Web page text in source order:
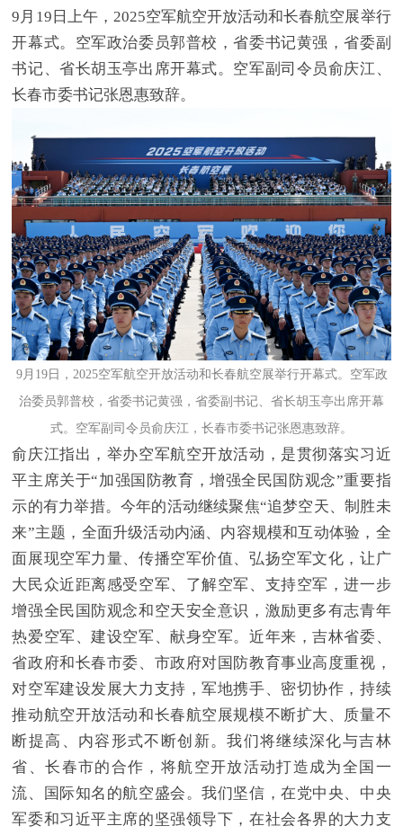
9月19日上午，2025空军航空开放活动和长春航空展举行
开幕式。空军政治委员郭普校，省委书记黄强，省委副
书记、省长胡玉亭出席开幕式。空军副司令员俞庆江、
长春市委书记张恩惠致辞。
9月19日，2025空军航空开放活动和长春航空展举行开幕式。空军政
治委员郭普校，省委书记黄强，省委副书记、省长胡玉亭出席开幕
式。空军副司令员俞庆江，长春市委书记张恩惠致辞。
俞庆江指出，举办空军航空开放活动，是贯彻落实习近
平主席关于“加强国防教育，增强全民国防观念”重要指
示的有力举措。今年的活动继续聚焦“追梦空天、制胜未
来”主题，全面升级活动内涵、内容规模和互动体验，全
面展现空军力量、传播空军价值、弘扬空军文化，让广
大民众近距离感受空军、了解空军、支持空军，进一步
增强全民国防观念和空天安全意识，激励更多有志青年
热爱空军、建设空军、献身空军。近年来，吉林省委、
省政府和长春市委、市政府对国防教育事业高度重视，
对空军建设发展大力支持，军地携手、密切协作，持续
推动航空开放活动和长春航空展规模不断扩大、质量不
断提高、内容形式不断创新。我们将继续深化与吉林
省、长春市的合作，将航空开放活动打造成为全国一
流、国际知名的航空盛会。我们坚信，在党中央、中央
军委和习近平主席的坚强领导下，在社会各界的大力支